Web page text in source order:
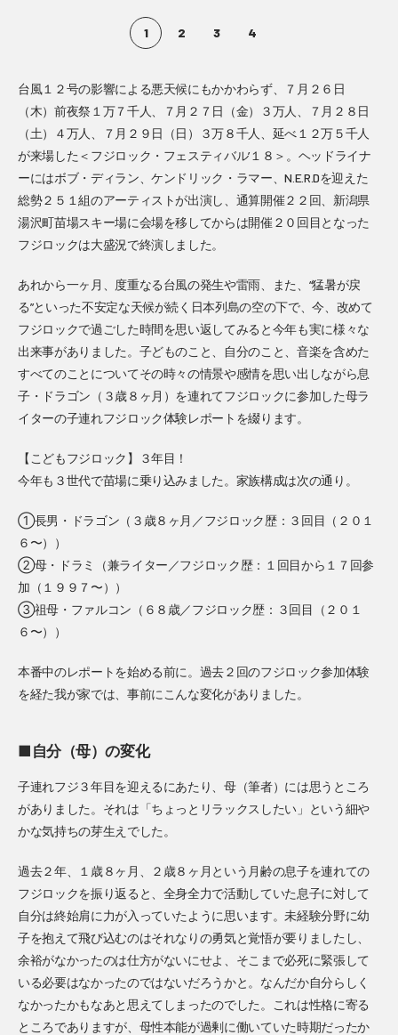
1 2 3 4
台風１２号の影響による悪天候にもかかわらず、７月２６日
（木）前夜祭１万７千人、７月２７日（金）３万人、７月２８日
（土）４万人、７月２９日（日）３万８千人、延べ１２万５千人
が来場した＜フジロック・フェスティバル’１８＞。ヘッドライナ
ーにはボブ・ディラン、ケンドリック・ラマー、N.E.R.Dを迎えた
総勢２５１組のアーティストが出演し、通算開催２２回、新潟県
湯沢町苗場スキー場に会場を移してからは開催２０回目となった
フジロックは大盛況で終演しました。
あれから一ヶ月、度重なる台風の発生や雷雨、また、“猛暑が戻
る”といった不安定な天候が続く日本列島の空の下で、今、改めて
フジロックで過ごした時間を思い返してみると今年も実に様々な
出来事がありました。子どものこと、自分のこと、音楽を含めた
すべてのことについてその時々の情景や感情を思い出しながら息
子・ドラゴン（３歳８ヶ月）を連れてフジロックに参加した母ラ
イターの子連れフジロック体験レポートを綴ります。
【こどもフジロック】３年目！
今年も３世代で苗場に乗り込みました。家族構成は次の通り。
①長男・ドラゴン（３歳８ヶ月／フジロック歴：３回目（２０１
６〜））
②母・ドラミ（兼ライター／フジロック歴：１回目から１７回参
加（１９９７〜））
③祖母・ファルコン（６８歳／フジロック歴：３回目（２０１
６〜））
本番中のレポートを始める前に。過去２回のフジロック参加体験
を経た我が家では、事前にこんな変化がありました。
■自分（母）の変化
子連れフジ３年目を迎えるにあたり、母（筆者）には思うところ
がありました。それは「ちょっとリラックスしたい」という細や
かな気持ちの芽生えでした。
過去２年、１歳８ヶ月、２歳８ヶ月という月齢の息子を連れての
フジロックを振り返ると、全身全力で活動していた息子に対して
自分は終始肩に力が入っていたように思います。未経験分野に幼
子を抱えて飛び込むのはそれなりの勇気と覚悟が要りましたし、
余裕がなかったのは仕方がないにせよ、そこまで必死に緊張して
いる必要はなかったのではないだろうかと。なんだか自分らしく
なかったかもなあと思えてしまったのでした。これは性格に寄る
ところでありますが、母性本能が過剰に働いていた時期だったか